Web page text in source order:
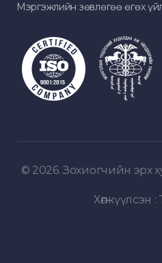
Мэргэжлийн зөвлөгөө өгөх
© 2026. Зохиогчийн эрх
Хөгжүүлсэн :